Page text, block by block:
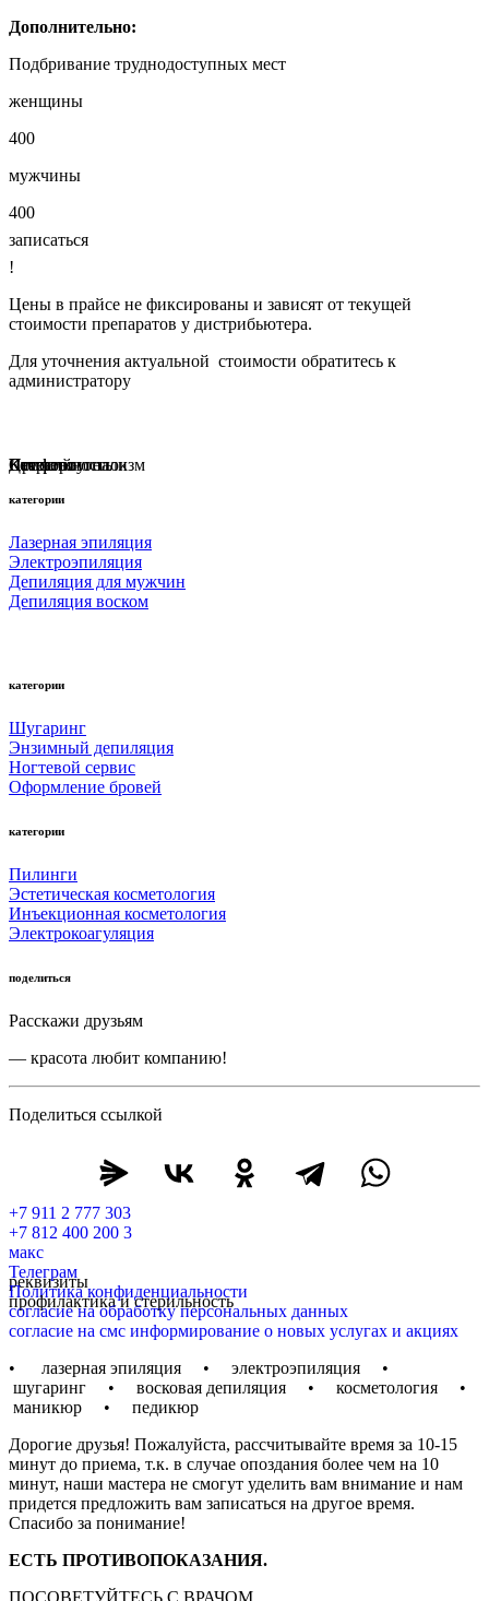
Дополнительно:
Подбривание труднодоступных мест
женщины
400
мужчины
400
записаться
!
Цены в прайсе не фиксированы и зависят от текущей
стоимости препаратов у дистрибьютера.
Для уточнения актуальной стоимости обратитесь к
администратору
Профессионализм
Комфорт
Качество
Детский уголок
Стерильность
категории
Лазерная эпиляция
Электроэпиляция
Депиляция для мужчин
Депиляция воском
категории
Шугаринг
Энзимный депиляция
Ногтевой сервис
Оформление бровей
категории
Пилинги
Эстетическая косметология
Инъекционная косметология
Электрокоагуляция
поделиться
Расскажи друзьям
— красота любит компанию!
Поделиться ссылкой
+7 911 2 777 303
+7 812 400 200 3
макс
Телеграм
реквизиты
Политика конфиденциальности
профилактика и стерильность
согласие на обработку персональных данных
согласие на смс информирование о новых услугах и акциях
• лазерная эпиляция • электроэпиляция •
шугаринг • восковая депиляция • косметология •
маникюр • педикюр
Дорогие друзья! Пожалуйста, рассчитывайте время за 10-15
минут до приема, т.к. в случае опоздания более чем на 10
минут, наши мастера не смогут уделить вам внимание и нам
придется предложить вам записаться на другое время.
Спасибо за понимание!
ЕСТЬ ПРОТИВОПОКАЗАНИЯ.
ПОСОВЕТУЙТЕСЬ С ВРАЧОМ.